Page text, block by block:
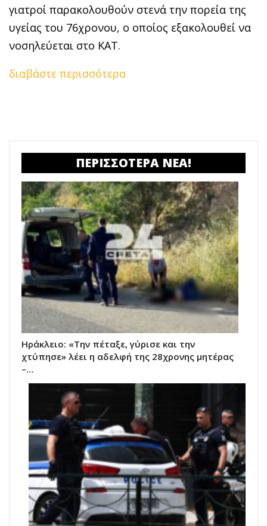
γιατροί παρακολουθούν στενά την πορεία της
υγείας του 76χρονου, ο οποίος εξακολουθεί να
νοσηλεύεται στο ΚΑΤ.
διαβάστε περισσότερα
ΠΕΡΙΣΣΟΤΕΡΑ ΝΕΑ!
Ηράκλειο: «Την πέταξε, γύρισε και την
χτύπησε» λέει η αδελφή της 28χρονης μητέρας
–…